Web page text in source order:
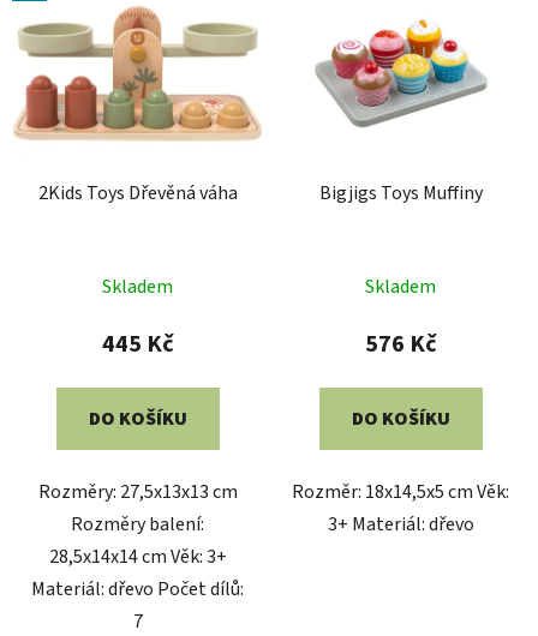
2Kids Toys Dřevěná váha
Skladem
445 Kč
DO KOŠÍKU
Rozměry: 27,5x13x13 cm
Rozměry balení:
28,5x14x14 cm Věk: 3+
Materiál: dřevo Počet dílů:
7
Bigjigs Toys Muffiny
Skladem
576 Kč
DO KOŠÍKU
Rozměr: 18x14,5x5 cm Věk:
3+ Materiál: dřevo